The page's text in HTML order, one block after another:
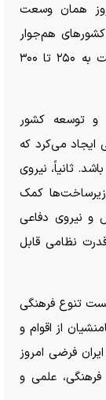
امروز همان وسعت
هم‌جوار
در نظر گرفته می‌شد، جمعیت ایران می‌توانست به ۲۵۰ تا ۳۰۰
و توسعه کشور
ایجاد می‌کرد که
ثانیاً، نیروی
کمک
و نیروی دفاعی
نظامی قابل
تنوع فرهنگی
از اقوام و
فرضی امروز
علمی و